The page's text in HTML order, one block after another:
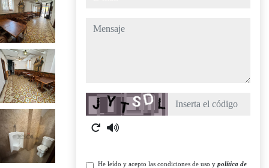
mensaje
Captcha
He leído y acepto las condiciones de uso y política de